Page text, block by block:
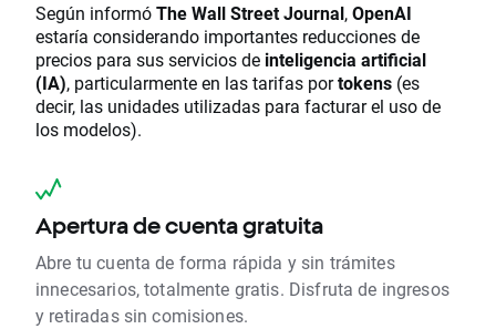
Según informóThe Wall Street Journal,OpenAI
estaría considerando importantes reducciones de
precios para sus servicios de inteligencia artificial
(IA), particularmente en las tarifas portokens (es
decir, las unidades utilizadas para facturar el uso de
los modelos).
Apertura de cuenta gratuita
Abre tu cuenta de forma rápida y sin trámites
innecesarios, totalmente gratis. Disfruta de ingresos
y retiradas sin comisiones.